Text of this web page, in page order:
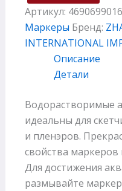
Артикул:
Маркеры Бренд:
INTERNATIONAL
Описание
Детали
Водорастворимые
идеальны для
и пленэров.
свойства маркеров
Для достижения
размывайте